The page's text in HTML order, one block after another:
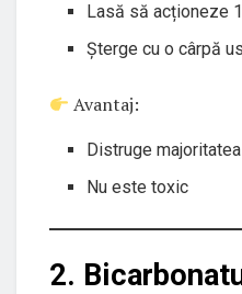
Lasă să acționeze
Șterge cu o cârpă
Avantaj:
Distruge
Nu este toxic
2.